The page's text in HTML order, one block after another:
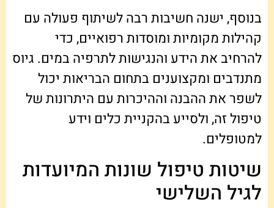
בנוסף, ישנה חשיבות רבה לשיתוף פעולה עם
קהילות מקומיות ומוסדות רפואיים, כדי
להרחיב את הידע והנגישות לתרפיה במים. גיוס
מתנדבים ומקצוענים בתחום הבריאות יכול
לשפר את ההבנה וההיכרות עם היתרונות של
טיפול זה, ולסייע בהקניית כלים וידע
למטופלים.
שיטות טיפול שונות המיועדות
לגיל השלישי